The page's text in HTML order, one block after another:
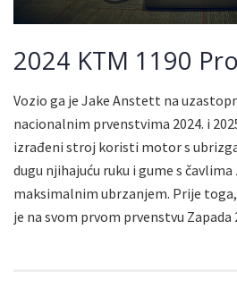
2024 KTM 1190
Vozio ga je Jake Anstett na
nacionalnim prvenstvima 2024. i
izrađeni stroj koristi motor s
dugu njihajuću ruku i gume s
maksimalnim ubrzanjem. Prije
je na svom prvom prvenstvu Zapada